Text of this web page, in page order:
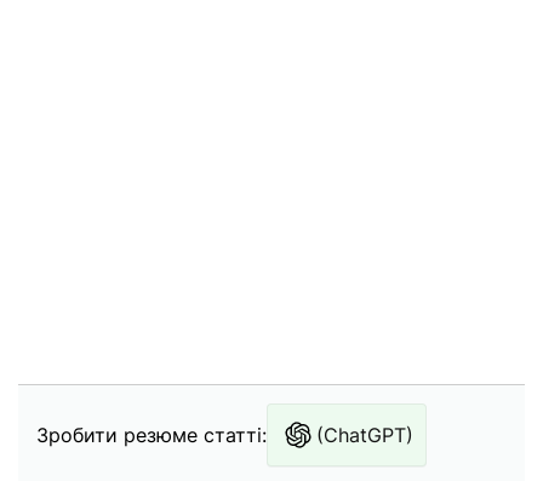
Зробити резюме статті: (ChatGPT)